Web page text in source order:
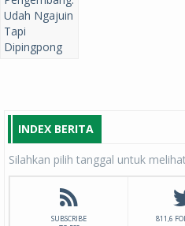
INDEX BERITA
Silahkan pilih tanggal untuk
SUBSCRIBE
811,6